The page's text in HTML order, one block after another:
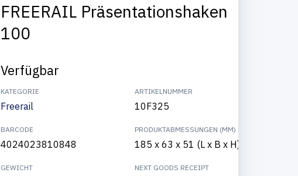
FREERAIL Präsentationshaken
100
Verfügbar
KATEGORIE
Freerail
ARTIKELNUMMER
10F325
BARCODE
4024023810848
PRODUKTABMESSUNGEN (MM)
185 x 63 x 51 (L x B x H)
GEWICHT NEXT GOODS RECEIPT